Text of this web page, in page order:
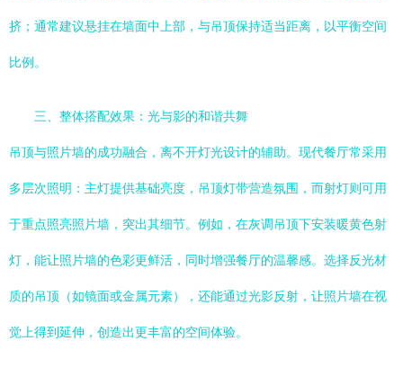
挤；通常建议悬挂在墙面中上部，与吊顶保持适当距离，以平衡空间
比例。
三、整体搭配效果：光与影的和谐共舞
吊顶与照片墙的成功融合，离不开灯光设计的辅助。现代餐厅常采用
多层次照明：主灯提供基础亮度，吊顶灯带营造氛围，而射灯则可用
于重点照亮照片墙，突出其细节。例如，在灰调吊顶下安装暖黄色射
灯，能让照片墙的色彩更鲜活，同时增强餐厅的温馨感。选择反光材
质的吊顶（如镜面或金属元素），还能通过光影反射，让照片墙在视
觉上得到延伸，创造出更丰富的空间体验。